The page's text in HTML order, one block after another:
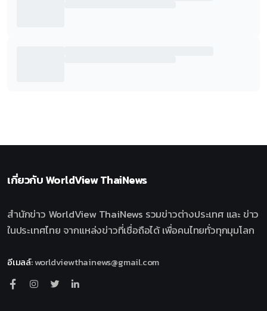
เกี่ยวกับWorldView ThaiNews
สำนักข่าว WorldView ThaiNews รวมข่าวต่างประเทศ และ ข่าว
ในประเทศไทย จากแหล่งข่าวที่เชื่อถือได้ เพื่อคนไทยทั่วทุกมุมโลก
อีเมลล์:worldviewthainews@gmail.com